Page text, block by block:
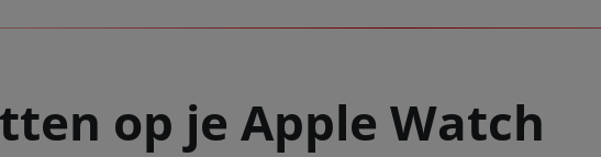
op je Apple Watch